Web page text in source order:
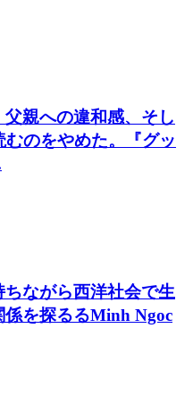
父親への違和感、そし
のをやめた。『グッ
ながら西洋社会で生
係を探るるMinh Ngoc